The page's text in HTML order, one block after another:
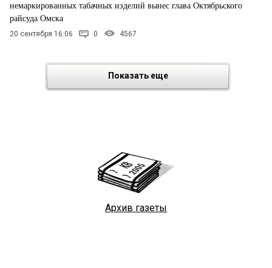
немаркированных табачных изделий вынес глава Октябрьского
райсуда Омска
20 сентября 16:06 0 4567
Показать еще
Архив газеты